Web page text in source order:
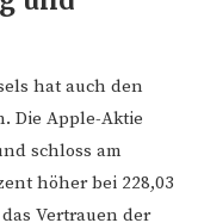
hat auch den
Die Apple-Aktie
schloss am
höher bei 228,03
Vertrauen der